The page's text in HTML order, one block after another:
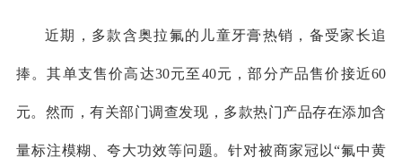
近期，多款含奥拉氟的儿童牙膏热销，备受家长追
捧。其单支售价高达30元至40元，部分产品售价接近60
元。然而，有关部门调查发现，多款热门产品存在添加含
量标注模糊、夸大功效等问题。针对被商家冠以“氟中黄